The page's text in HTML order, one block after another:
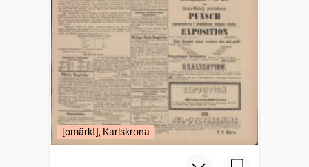
[omärkt], Karlskrona